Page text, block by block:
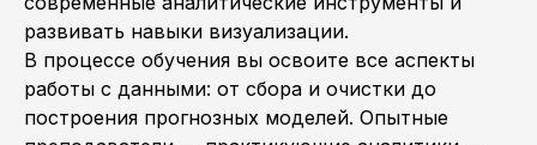
развивать навыки визуализации.
В процессе обучения вы освоите все аспекты
работы с данными: от сбора и очистки до
построения прогнозных моделей. Опытные